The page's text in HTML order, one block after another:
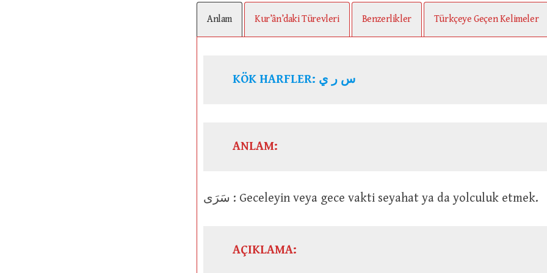
Anlam Kur’ân’daki Türevleri Benzerlikler Türkçeye Geçen Kelimeler
KÖK HARFLER: س ر ي
ANLAM:
سَرَى : Geceleyin veya gece vakti seyahat ya da yolculuk etmek.
AÇIKLAMA: